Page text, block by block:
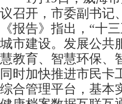
议召开，市委副书记
《报告》指出，“十
城市建设。发展公共
慧教育、智慧环保、
同时加快推进市民卡
综合管理平台，基本